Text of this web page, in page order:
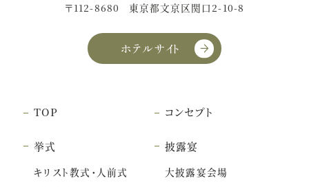
〒112-8680
東京都文京区関口2-10-8
ホテルサイト
TOP コンセプト
挙式
キリスト教式・人前式
披露宴
大披露宴会場